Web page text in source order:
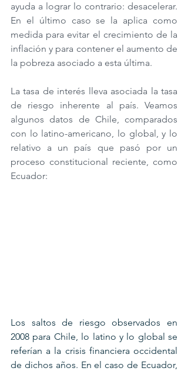
ayuda a lograr lo contrario: desacelerar.
En el último caso se la aplica como
medida para evitar el crecimiento de la
inflación y para contener el aumento de
la pobreza asociado a esta última.
La tasa de interés lleva asociada la tasa
de riesgo inherente al país. Veamos
algunos datos de Chile, comparados
con lo latino-americano, lo global, y lo
relativo a un país que pasó por un
proceso constitucional reciente, como
Ecuador:
Los saltos de riesgo observados en
2008 para Chile, lo latino y lo global se
referían a la crisis financiera occidental
de dichos años. En el caso de Ecuador,